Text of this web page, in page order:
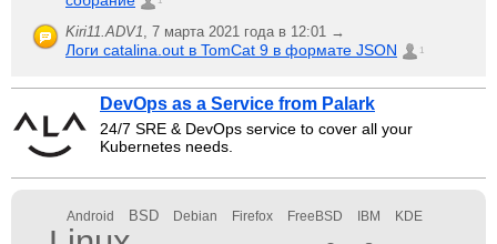
Kiri11.ADV1, 7 марта 2021 года в 12:01 →
Логи catalina.out в TomCat 9 в формате JSON 1
DevOps as a Service from Palark
24/7 SRE & DevOps service to cover all your
Kubernetes needs.
Android BSD Debian Firefox FreeBSD IBM KDE